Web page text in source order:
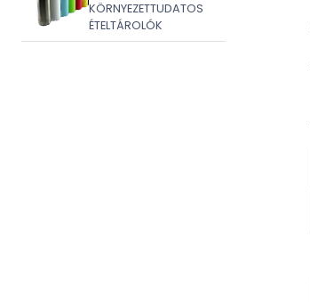
KÖRNYEZETTUDATOS
ÉTELTÁROLÓK